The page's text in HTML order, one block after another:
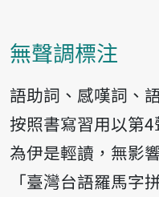
無聲調標注
語助詞、感嘆詞、
按照書寫習用以第
為伊是輕讀，無影
「臺灣台語羅馬字